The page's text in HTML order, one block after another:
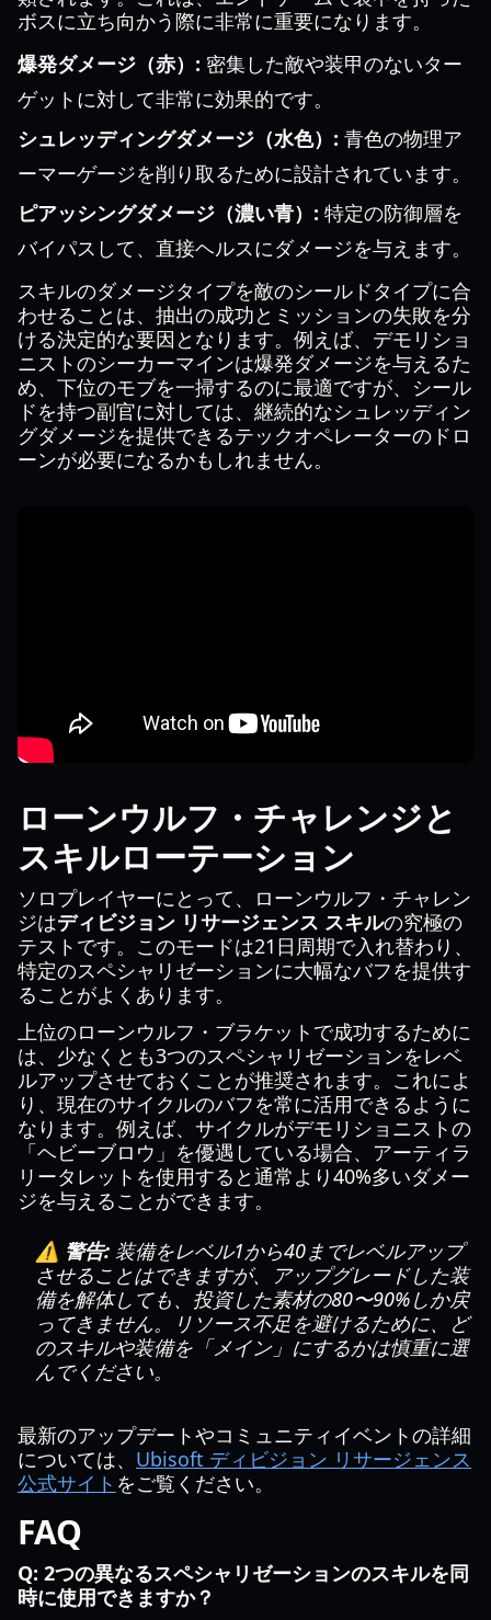
ボスに立ち向かう際に非常に重要になります。
爆発ダメージ（赤）: 密集した敵や装甲のないター
ゲットに対して非常に効果的です。
シュレッディングダメージ（水色）: 青色の物理ア
ーマーゲージを削り取るために設計されています。
ピアッシングダメージ（濃い青）: 特定の防御層を
バイパスして、直接ヘルスにダメージを与えます。
スキルのダメージタイプを敵のシールドタイプに合
わせることは、抽出の成功とミッションの失敗を分
ける決定的な要因となります。例えば、デモリショ
ニストのシーカーマインは爆発ダメージを与えるた
め、下位のモブを一掃するのに最適ですが、シール
ドを持つ副官に対しては、継続的なシュレッディン
グダメージを提供できるテックオペレーターのドロ
ーンが必要になるかもしれません。
ローンウルフ・チャレンジと
スキルローテーション
ソロプレイヤーにとって、ローンウルフ・チャレン
ジはディビジョン リサージェンス スキルの究極の
テストです。このモードは21日周期で入れ替わり、
特定のスペシャリゼーションに大幅なバフを提供す
ることがよくあります。
上位のローンウルフ・ブラケットで成功するために
は、少なくとも3つのスペシャリゼーションをレベ
ルアップさせておくことが推奨されます。これによ
り、現在のサイクルのバフを常に活用できるように
なります。例えば、サイクルがデモリショニストの
「ヘビーブロウ」を優遇している場合、アーティラ
リータレットを使用すると通常より40%多いダメー
ジを与えることができます。
⚠️ 警告: 装備をレベル1から40までレベルアップ
させることはできますが、アップグレードした装
備を解体しても、投資した素材の80〜90%しか戻
ってきません。リソース不足を避けるために、ど
のスキルや装備を「メイン」にするかは慎重に選
んでください。
最新のアップデートやコミュニティイベントの詳細
については、 Ubisoft ディビジョン リサージェンス
公式サイト をご覧ください。
FAQ
Q: 2つの異なるスペシャリゼーションのスキルを同
時に使用できますか？